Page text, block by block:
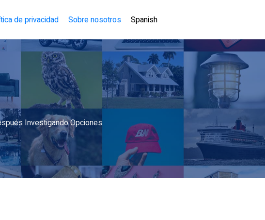
de privacidad Sobre nosotros Spanish
Investigando Opciones.